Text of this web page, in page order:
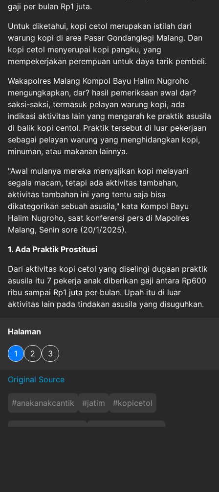
gaji per bulan Rp1 juta.
Untuk diketahui, kopi cetol merupakan istilah dari
warung kopi di area Pasar Gondanglegi Malang. Dan
kopi cetol menyerupai kopi pangku, yang
mempekerjakan perempuan untuk daya tarik pembeli.
Wakapolres Malang Kompol Bayu Halim Nugroho
mengungkapkan, dar? hasil pemeriksaan awal dar?
saksi-saksi, termasuk pelayan warung kopi, ada
indikasi aktivitas lain yang mengarah ke praktik asusila
di balik kopi centol. Praktik tersebut di luar pekerjaan
sebagai pelayan warung yang menghidangkan kopi,
minuman, atau makanan lainnya.
"Awal mulanya mereka menyajikan kopi melayani
segala macam, tetapi ada aktivitas tambahan,
aktivitas tambahan ini yang tentu saja bisa
dikategorikan sebuah asusila," kata Kompol Bayu
Halim Nugroho, saat konferensi pers di Mapolres
Malang, Senin sore (20/1/2025).
1. Ada Praktik Prostitusi
Dari aktivitas kopi cetol yang diselingi dugaan praktik
asusila itu 7 pekerja anak diberikan gaji antara Rp600
ribu sampai Rp1 juta per bulan. Upah itu di luar
aktivitas lain pada tindakan asusila yang disuguhkan.
Halaman
1 2 3
Original Source
#anakanakcantik #jatim #kopicetol